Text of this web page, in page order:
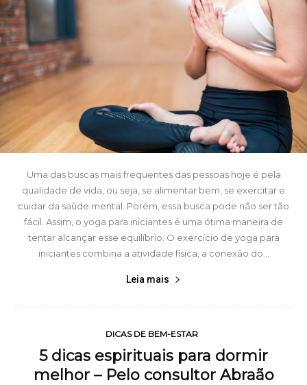
Uma das buscas mais frequentes das pessoas hoje é pela
qualidade de vida, ou seja, se alimentar bem, se exercitar e
cuidar da saúde mental. Porém, essa busca pode não ser tão
fácil. Assim, o yoga para iniciantes é uma ótima maneira de
tentar alcançar esse equilíbrio. O exercício de yoga para
iniciantes combina a atividade física, a conexão do...
Leia mais
DICAS DE BEM-ESTAR
5 dicas espirituais para dormir
melhor – Pelo consultor Abraão